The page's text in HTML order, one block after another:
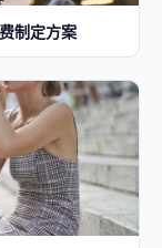
制定方案